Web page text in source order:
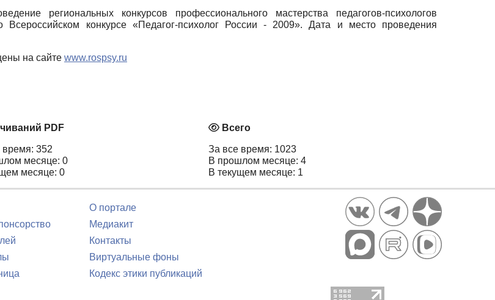
региональных конкурсов профессионального мастерства педагогов-психологов
конкурсе «Педагог-психолог России - 2009». Дата и место проведения
на сайте www.rospsy.ru
PDF
время: 352
месяце: 0
месяце: 0
Всего
За все время: 1023
В прошлом месяце: 4
В текущем месяце: 1
О портале
Медиакит
Контакты
Виртуальные фоны
Кодекс этики публикаций